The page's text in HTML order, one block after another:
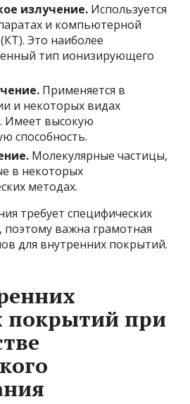
излучение. Используется
и компьютерной
Это наиболее
тип ионизирующего
Применяется в
и некоторых видах
Имеет высокую
способность.
Молекулярные частицы,
в некоторых
методах.
требует специфических
важна грамотная
для внутренних покрытий.
при